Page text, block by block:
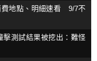
費地點、明細速看 9/7不
擊測試結果被挖出：難怪